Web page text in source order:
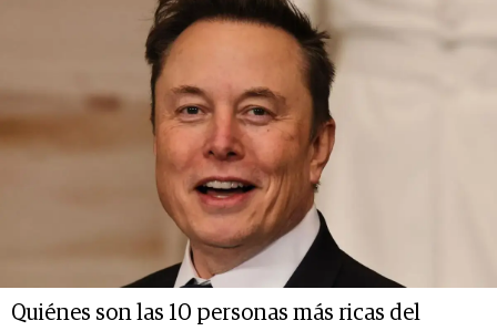
Quiénes son las 10 personas más ricas del